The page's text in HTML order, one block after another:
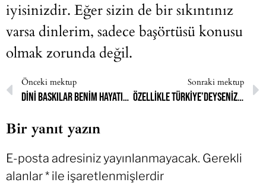
iyisinizdir. Eğer sizin de bir sıkıntınız
varsa dinlerim, sadece başörtüsü konusu
olmak zorunda değil.
Önceki mektup
Dini baskılar benim hayatımı mahvetti
Sonraki mektup
Özellikle Türkiye’deyseniz yaşadığınız baskılar din adı altında normal karşılanıyor
Bir yanıt yazın
E-posta adresiniz yayınlanmayacak. Gerekli
alanlar* ile işaretlenmişlerdir